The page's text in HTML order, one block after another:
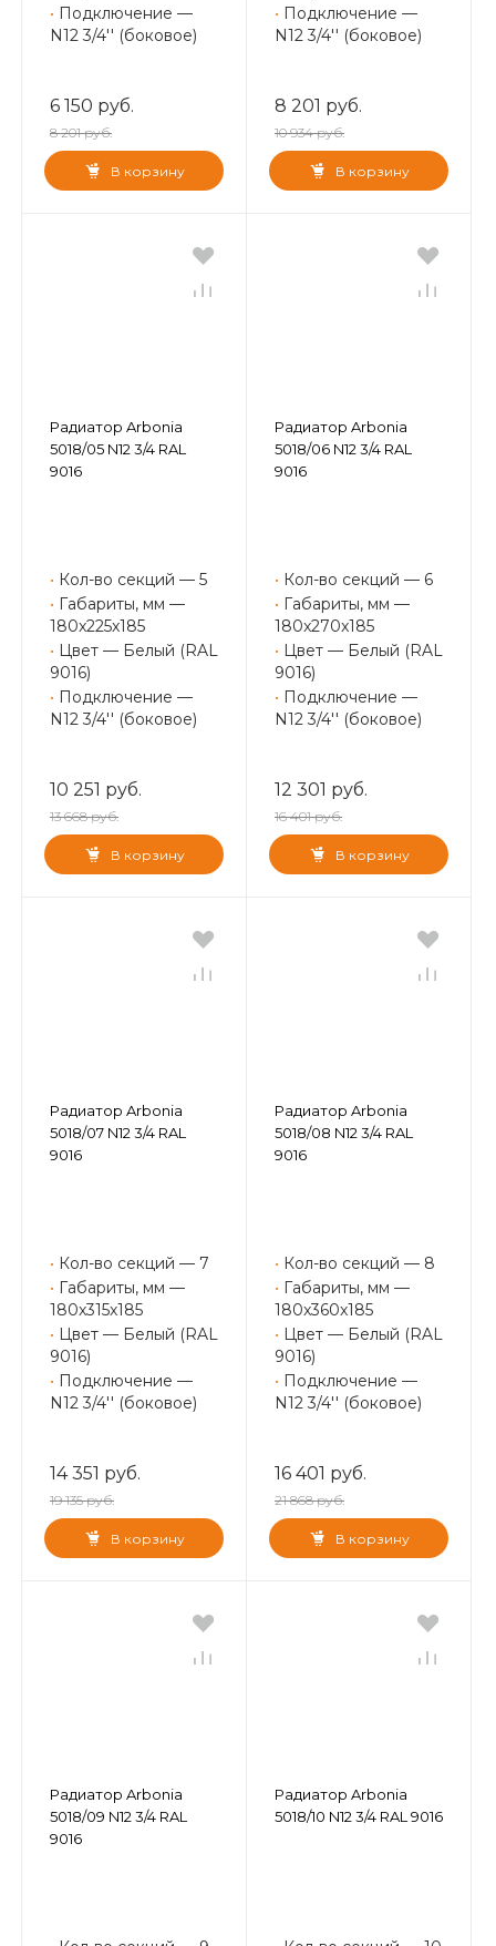
• Подключение —
N12 3/4'' (боковое)
6 150 руб.
8 201 руб.
В корзину
• Подключение —
N12 3/4'' (боковое)
8 201 руб.
10 934 руб.
В корзину
Радиатор Arbonia
5018/05 N12 3/4 RAL
9016
• Кол-во секций — 5
• Габариты, мм —
180x225x185
• Цвет — Белый (RAL
9016)
• Подключение —
N12 3/4'' (боковое)
10 251 руб.
13 668 руб.
В корзину
Радиатор Arbonia
5018/06 N12 3/4 RAL
9016
• Кол-во секций — 6
• Габариты, мм —
180x270x185
• Цвет — Белый (RAL
9016)
• Подключение —
N12 3/4'' (боковое)
12 301 руб.
16 401 руб.
В корзину
Радиатор Arbonia
5018/07 N12 3/4 RAL
9016
• Кол-во секций — 7
• Габариты, мм —
180x315x185
• Цвет — Белый (RAL
9016)
• Подключение —
N12 3/4'' (боковое)
14 351 руб.
19 135 руб.
В корзину
Радиатор Arbonia
5018/08 N12 3/4 RAL
9016
• Кол-во секций — 8
• Габариты, мм —
180x360x185
• Цвет — Белый (RAL
9016)
• Подключение —
N12 3/4'' (боковое)
16 401 руб.
21 868 руб.
В корзину
Радиатор Arbonia
5018/09 N12 3/4 RAL
9016
Радиатор Arbonia
5018/10 N12 3/4 RAL 9016